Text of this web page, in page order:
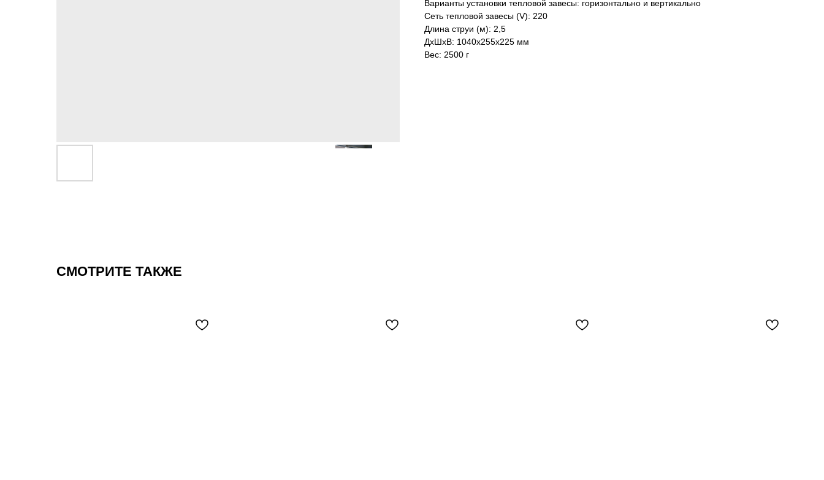
Варианты установки тепловой завесы: горизонтально и вертикально
Сеть тепловой завесы (V): 220
Длина струи (м): 2,5
ДxШxВ: 1040x255x225 мм
Вес: 2500 г
СМОТРИТЕ ТАКЖЕ